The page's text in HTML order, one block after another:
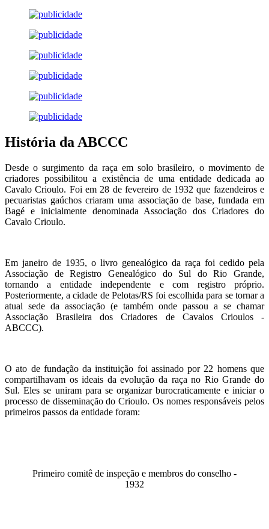
História da ABCCC
Desde o surgimento da raça em solo brasileiro, o movimento de
criadores possibilitou a existência de uma entidade dedicada ao
Cavalo Crioulo. Foi em 28 de fevereiro de 1932 que fazendeiros e
pecuaristas gaúchos criaram uma associação de base, fundada em
Bagé e inicialmente denominada Associação dos Criadores do
Cavalo Crioulo.
Em janeiro de 1935, o livro genealógico da raça foi cedido pela
Associação de Registro Genealógico do Sul do Rio Grande,
tornando a entidade independente e com registro próprio.
Posteriormente, a cidade de Pelotas/RS foi escolhida para se tornar a
atual sede da associação (e também onde passou a se chamar
Associação Brasileira dos Criadores de Cavalos Crioulos -
ABCCC).
O ato de fundação da instituição foi assinado por 22 homens que
compartilhavam os ideais da evolução da raça no Rio Grande do
Sul. Eles se uniram para se organizar burocraticamente e iniciar o
processo de disseminação do Crioulo. Os nomes responsáveis ​​pelos
primeiros passos da entidade foram:
Primeiro comitê de inspeção e membros do conselho -
1932